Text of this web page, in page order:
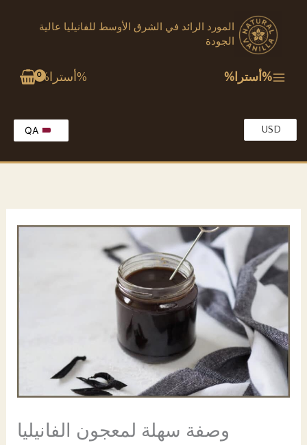
المحتوى
المورد الرائد في الشرق الأوسط للفانيليا عالية
الجودة
%أسترا% %أسترا%
USD
QA
وصفة سهلة لمعجون الفانيليا